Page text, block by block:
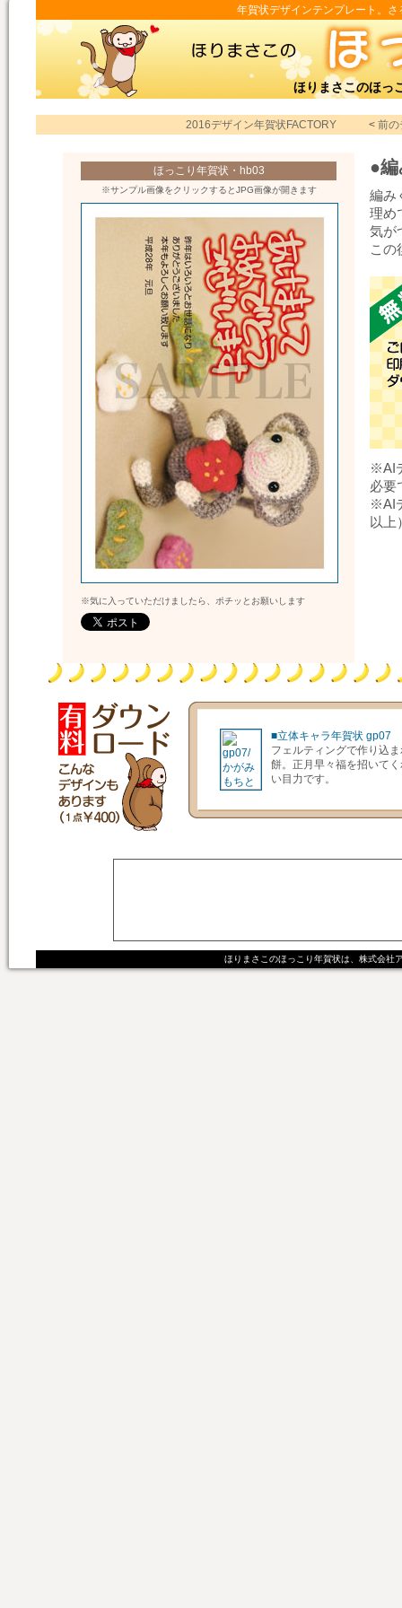
年賀状デザインテンプレート。
ほりまさこのほっ
2016デザイン年賀状FACTORY< 前の
ほっこり年賀状・hb03
※サンプル画像をクリックするとJPG画像が開きます
※気に入っていただけましたら、ポチッとお願いします
●
編み
理め
気が
この
※AI
必要
※AI
以上
■立体キャラ年賀状 gp07
フェルティングで作り込
餅。正月早々福を招いて
い目力です。
ほりまさこのほっこり年賀状は、株式会社